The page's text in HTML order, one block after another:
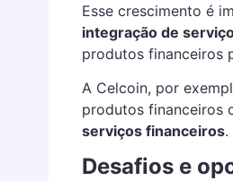
Esse crescimento é
integração de
produtos financeiros
A Celcoin, por
produtos financeiros
serviços financeiros.
Desafios e